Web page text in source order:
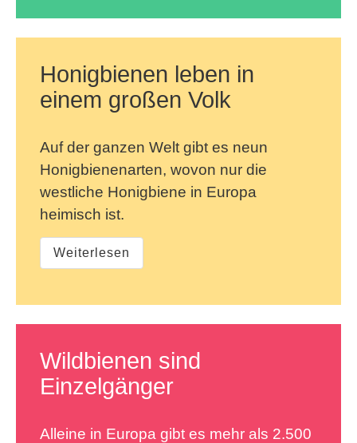
Honigbienen leben in
einem großen Volk
Auf der ganzen Welt gibt es neun
Honigbienenarten, wovon nur die
westliche Honigbiene in Europa
heimisch ist.
Weiterlesen
Wildbienen sind
Einzelgänger
Alleine in Europa gibt es mehr als 2.500